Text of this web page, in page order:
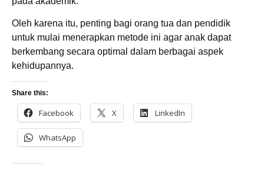
Oleh karena itu, penting bagi orang tua dan pendidik
untuk mulai menerapkan metode ini agar anak dapat
berkembang secara optimal dalam berbagai aspek
kehidupannya.
Share this:
Facebook X LinkedIn
WhatsApp